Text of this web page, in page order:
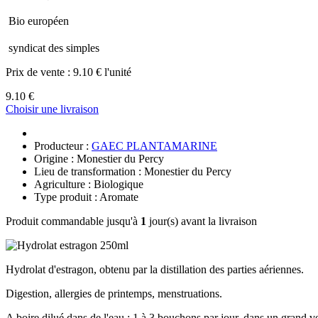
Bio européen
syndicat des simples
Prix de vente : 9.10 € l'unité
9.10 €
Choisir une livraison
Producteur : GAEC PLANTAMARINE
Origine : Monestier du Percy
Lieu de transformation : Monestier du Percy
Agriculture : Biologique
Type produit : Aromate
Produit commandable jusqu'à 1 jour(s) avant la livraison
Hydrolat d'estragon, obtenu par la distillation des parties aériennes.
Digestion, allergies de printemps, menstruations.